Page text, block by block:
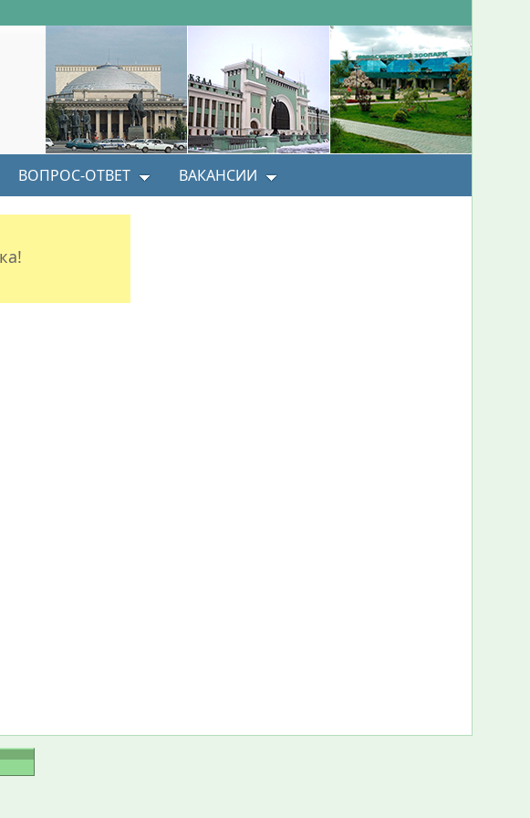
ВОПРОС-ОТВЕТ ВАКАНСИИ